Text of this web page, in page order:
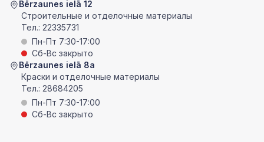
Bērzaunes ielā 12
Строительные и отделочные материалы
Тел.: 22335731
Пн-Пт 7:30-17:00
Сб-Вс закрыто
Bērzaunes ielā 8a
Краски и отделочные материалы
Тел.: 28684205
Пн-Пт 7:30-17:00
Сб-Вс закрыто